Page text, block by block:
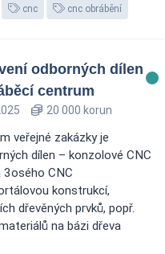
cnc cnc obrábění
odborných dílen
centrum
20 000 korun
veřejné zakázky je
dílen – konzolové CNC
CNC
konstrukcí,
dřevěných prvků, popř.
na bázi dřeva